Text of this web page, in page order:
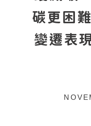
碳更困
變遷表